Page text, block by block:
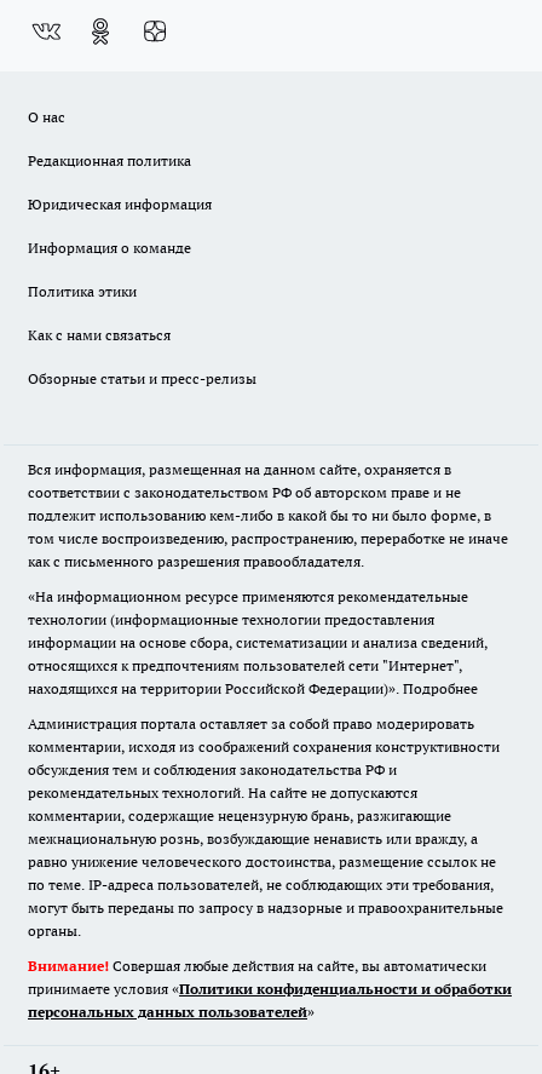
О нас
Редакционная политика
Юридическая информация
Информация о команде
Политика этики
Как с нами связаться
Обзорные статьи и пресс-релизы
Вся информация, размещенная на данном сайте, охраняется в
соответствии с законодательством РФ об авторском праве и не
подлежит использованию кем-либо в какой бы то ни было форме, в
том числе воспроизведению, распространению, переработке не иначе
как с письменного разрешения правообладателя.
«На информационном ресурсе применяются рекомендательные
технологии (информационные технологии предоставления
информации на основе сбора, систематизации и анализа сведений,
относящихся к предпочтениям пользователей сети "Интернет",
находящихся на территории Российской Федерации)». Подробнее
Администрация портала оставляет за собой право модерировать
комментарии, исходя из соображений сохранения конструктивности
обсуждения тем и соблюдения законодательства РФ и
рекомендательных технологий. На сайте не допускаются
комментарии, содержащие нецензурную брань, разжигающие
межнациональную рознь, возбуждающие ненависть или вражду, а
равно унижение человеческого достоинства, размещение ссылок не
по теме. IP-адреса пользователей, не соблюдающих эти требования,
могут быть переданы по запросу в надзорные и правоохранительные
органы.
Внимание! Совершая любые действия на сайте, вы автоматически
принимаете условия «Политики конфиденциальности и обработки
персональных данных пользователей»